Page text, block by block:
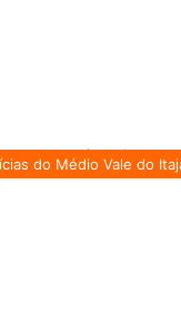
do Médio Vale do